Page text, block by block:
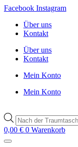
Zum
wechseln
Facebook Instagram
Über uns
Kontakt
Über uns
Kontakt
Mein Konto
Mein Konto
Products
search
0,00 € 0 Warenkorb